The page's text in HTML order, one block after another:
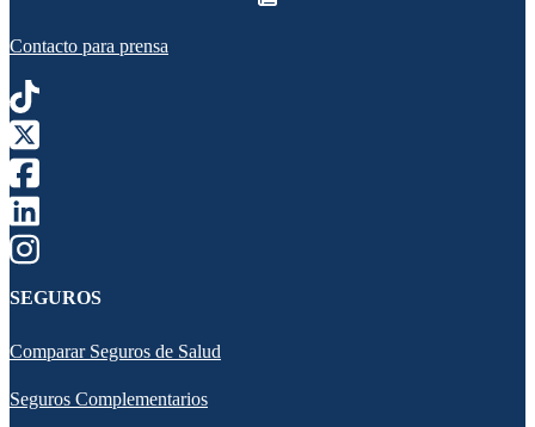
Contacto para prensa
SEGUROS
Comparar Seguros de Salud
Seguros Complementarios